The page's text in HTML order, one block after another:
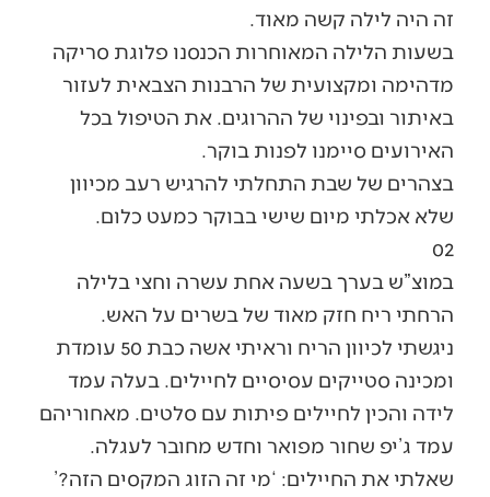
זה היה לילה קשה מאוד.
בשעות הלילה המאוחרות הכנסנו פלוגת סריקה
מדהימה ומקצועית של הרבנות הצבאית לעזור
באיתור ובפינוי של ההרוגים. את הטיפול בכל
האירועים סיימנו לפנות בוקר.
בצהרים של שבת התחלתי להרגיש רעב מכיוון
שלא אכלתי מיום שישי בבוקר כמעט כלום.
02
במוצ”ש בערך בשעה אחת עשרה וחצי בלילה
הרחתי ריח חזק מאוד של בשרים על האש.
ניגשתי לכיוון הריח וראיתי אשה כבת 50 עומדת
ומכינה סטייקים עסיסיים לחיילים. בעלה עמד
לידה והכין לחיילים פיתות עם סלטים. מאחוריהם
עמד ג’יפ שחור מפואר וחדש מחובר לעגלה.
שאלתי את החיילים: ‘מי זה הזוג המקסים הזה?’